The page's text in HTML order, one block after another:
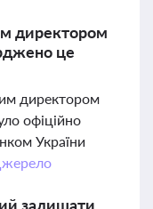
директором
це
директором
офіційно
України
залишати